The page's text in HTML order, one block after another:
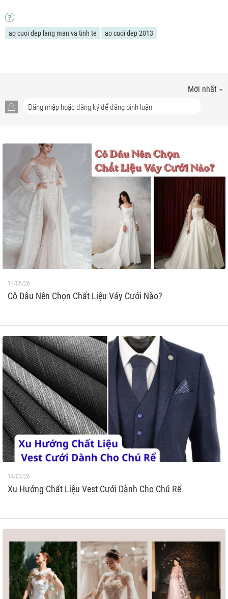
ao cuoi dep lang man va tinh te ao cuoi dep 2013
Mới nhất
17/05/26
Cô Dâu Nên Chọn Chất Liệu Váy Cưới Nào?
14/03/26
Xu Hướng Chất Liệu Vest Cưới Dành Cho Chú Rể